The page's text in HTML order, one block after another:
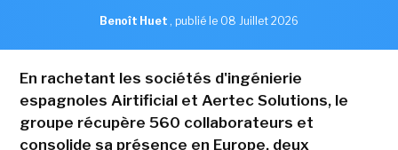
Benoît Huet , publié le 08 Juillet 2026
En rachetant les sociétés d'ingénierie
espagnoles Airtificial et Aertec Solutions, le
groupe récupère 560 collaborateurs et
consolide sa présence en Europe, deux